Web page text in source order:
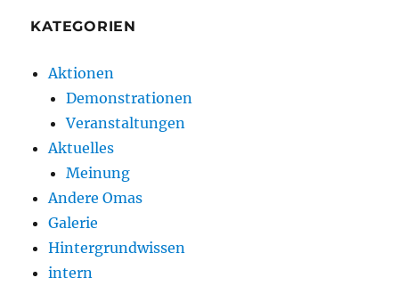
KATEGORIEN
Aktionen
Demonstrationen
Veranstaltungen
Aktuelles
Meinung
Andere Omas
Galerie
Hintergrundwissen
intern